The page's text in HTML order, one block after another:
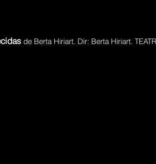
de Berta Hiriart. Dir: Berta Hiriart.